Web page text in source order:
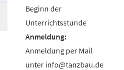
Beginn der
Unterrichtsstunde
Anmeldung per Mail
unter info@tanzbau.de